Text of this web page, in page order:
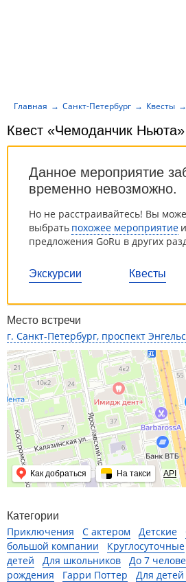
Данное мероприятие
временно невозможно.
Но не расстраивайтесь! Вы
выбрать похожее мероприятие
предложения GoRu в других
Экскурсии Квесты
Квест «Чемоданчик Ньюта»
Главная Санкт-Петербург Квесты
Место встречи
г. Санкт-Петербург, проспект
Как добраться На такси API
Категории
Приключения С актером Детские
большой компании
Круглосуточные
детей
Для школьников До 7
рождения
Гарри Поттер Для детей